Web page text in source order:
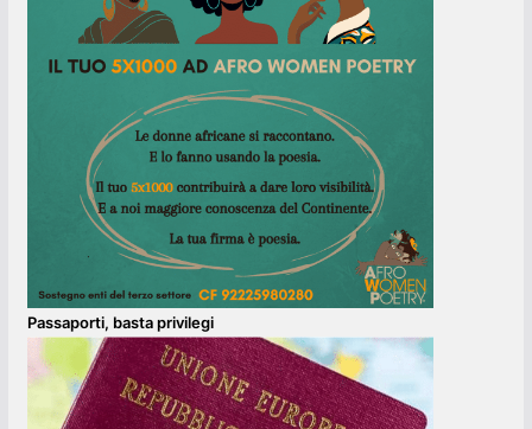
Passaporti, basta privilegi